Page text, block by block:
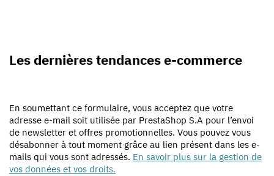
Les dernières tendances e-commerce
En soumettant ce formulaire, vous acceptez que votre
adresse e-mail soit utilisée par PrestaShop S.A pour l’envoi
de newsletter et offres promotionnelles. Vous pouvez vous
désabonner à tout moment grâce au lien présent dans les e-
mails qui vous sont adressés. En savoir plus sur la gestion de
vos données et vos droits.